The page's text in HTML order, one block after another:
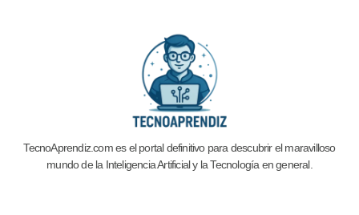
TecnoAprendiz.com es el portal definitivo para descubrir el maravilloso
mundo de la Inteligencia Artificial y laTecnología en general.